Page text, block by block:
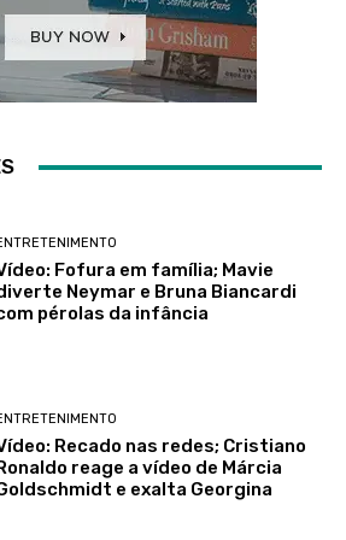
Fofura em família; Mavie
Neymar e Bruna Biancardi
pérolas da infância
Recado nas redes; Cristiano
reage a vídeo de Márcia
e exalta Georgina